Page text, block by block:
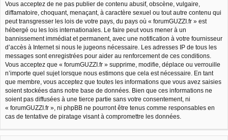
Vous acceptez de ne pas publier de contenu abusif, obscène, vulgaire,
diffamatoire, choquant, menaçant, à caractère sexuel ou tout autre contenu qui
peut transgresser les lois de votre pays, du pays où « forumGUZZI.fr » est
hébergé ou les lois internationales. Le faire peut vous mener à un
bannissement immédiat et permanent, avec une notification à votre fournisseur
d’accès à Internet si nous le jugeons nécessaire. Les adresses IP de tous les
messages sont enregistrées pour aider au renforcement de ces conditions.
Vous acceptez que « forumGUZZI.fr » supprime, modifie, déplace ou verrouille
n’importe quel sujet lorsque nous estimons que cela est nécessaire. En tant
que membre, vous acceptez que toutes les informations que vous avez saisies
soient stockées dans notre base de données. Bien que ces informations ne
soient pas diffusées à une tierce partie sans votre consentement, ni
« forumGUZZI.fr », ni phpBB ne pourront être tenus comme responsables en
cas de tentative de piratage visant à compromettre les données.